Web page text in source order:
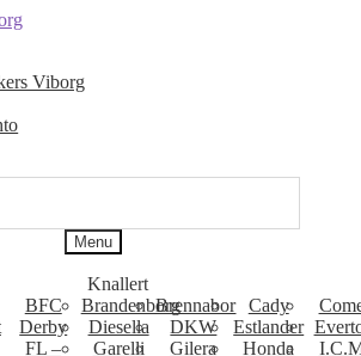
Viborg
Menu
Knallert
BFC BrandenborgBrennabor Cady
Derby Diesella DKW Estlander
FL –
Garelli Gilera Honda